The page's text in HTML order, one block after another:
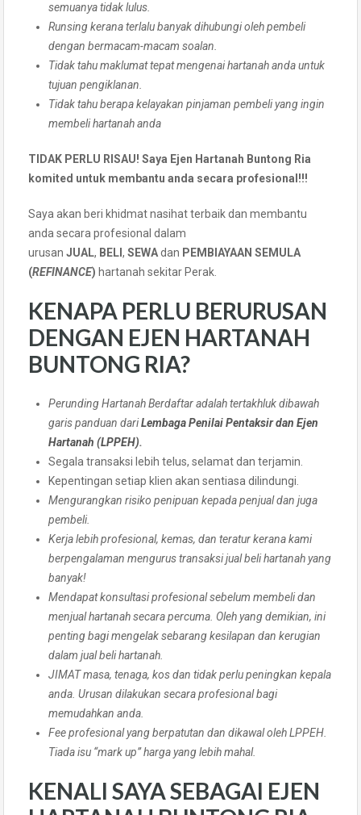
semuanya tidak lulus.
Runsing kerana terlalu banyak dihubungi oleh pembeli
dengan bermacam-macam soalan.
Tidak tahu maklumat tepat mengenai hartanah anda untuk
tujuan pengiklanan.
Tidak tahu berapa kelayakan pinjaman pembeli yang ingin
membeli hartanah anda
TIDAK PERLU RISAU! Saya Ejen Hartanah Buntong Ria
komited untuk membantu anda secara profesional!!!
Saya akan beri khidmat nasihat terbaik dan membantu
anda secara profesional dalam
urusan JUAL, BELI , SEWAdan PEMBIAYAAN SEMULA
(REFINANCE) hartanah sekitar Perak.
KENAPA PERLU BERURUSAN
DENGAN EJEN HARTANAH
BUNTONG RIA?
Perunding Hartanah Berdaftar adalah tertakhluk dibawah
garis panduan dariLembaga Penilai Pentaksir dan Ejen
Hartanah (LPPEH).
Segala transaksi lebih telus, selamat dan terjamin.
Kepentingan setiap klien akan sentiasa dilindungi.
Mengurangkan risiko penipuan kepada penjual dan juga
pembeli.
Kerja lebih profesional, kemas, dan teratur kerana kami
berpengalaman mengurus transaksi jual beli hartanah yang
banyak!
Mendapat konsultasi profesional sebelum membeli dan
menjual hartanah secara percuma. Oleh yang demikian, ini
penting bagi mengelak sebarang kesilapan dan kerugian
dalam jual beli hartanah.
JIMAT masa, tenaga, kos dan tidak perlu peningkan kepala
anda. Urusan dilakukan secara profesional bagi
memudahkan anda.
Fee profesional yang berpatutan dan dikawal oleh LPPEH.
Tiada isu “mark up” harga yang lebih mahal.
KENALI SAYA SEBAGAI EJEN